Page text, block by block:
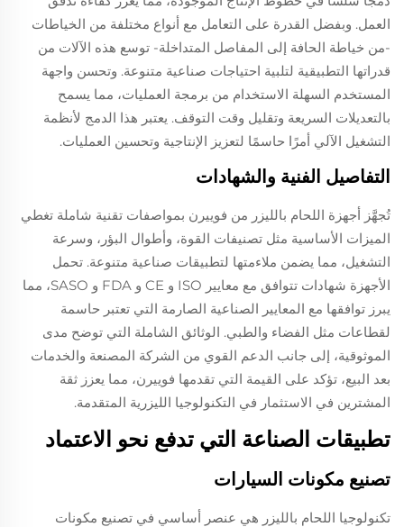
المغلق...
العمل. وبفضل القدرة على التعامل مع أنواع مختلفة من الخياطات
-من خياطة الحافة إلى المفاصل المتداخلة- توسع هذه الآلات من
قدراتها التطبيقية لتلبية احتياجات صناعية متنوعة. وتحسن واجهة
المستخدم السهلة الاستخدام من برمجة العمليات، مما يسمح
بالتعديلات السريعة وتقليل وقت التوقف. يعتبر هذا الدمج لأنظمة
التشغيل الآلي أمرًا حاسمًا لتعزيز الإنتاجية وتحسين العمليات.
التفاصيل الفنية والشهادات
تُجهَّز أجهزة اللحام بالليزر من فوييرن بمواصفات تقنية شاملة تغطي
الميزات الأساسية مثل تصنيفات القوة، وأطوال البؤر، وسرعة
التشغيل، مما يضمن ملاءمتها لتطبيقات صناعية متنوعة. تحمل
الأجهزة شهادات تتوافق مع معايير ISO و CE و FDA و SASO، مما
يبرز توافقها مع المعايير الصناعية الصارمة التي تعتبر حاسمة
لقطاعات مثل الفضاء والطبي. الوثائق الشاملة التي توضح مدى
الموثوقية، إلى جانب الدعم القوي من الشركة المصنعة والخدمات
بعد البيع، تؤكد على القيمة التي تقدمها فوييرن، مما يعزز ثقة
المشترين في الاستثمار في التكنولوجيا الليزرية المتقدمة.
تطبيقات الصناعة التي تدفع نحو الاعتماد
تصنيع مكونات السيارات
تكنولوجيا اللحام بالليزر هي عنصر أساسي في تصنيع مكونات